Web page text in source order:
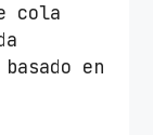
cola
en